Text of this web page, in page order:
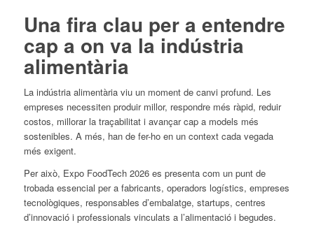
Una fira clau per a entendre
cap a on va la indústria
alimentària
La indústria alimentària viu un moment de canvi profund. Les
empreses necessiten produir millor, respondre més ràpid, reduir
costos, millorar la traçabilitat i avançar cap a models més
sostenibles. A més, han de fer-ho en un context cada vegada
més exigent.
Per això, Expo FoodTech 2026 es presenta com un punt de
trobada essencial per a fabricants, operadors logístics, empreses
tecnològiques, responsables d’embalatge, startups, centres
d’innovació i professionals vinculats a l’alimentació i begudes.